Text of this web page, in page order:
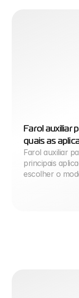
Farol auxiliar
quais as
Farol auxiliar
principais
escolher o